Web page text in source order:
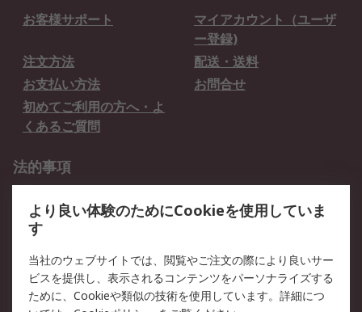
お客様サポート
マイアカウント（ユーザ
ー登録)
注文方法
配送・送料
お支払い方法
お問合せ
初めてご利用の方へ・よ
くあるご質問
法的事項
クッキーポリシー
RSについて
会社概要
採用情報
より良い体験のためにCookieを使用していま
す
当社のウェブサイトでは、閲覧やご注文の際により良いサー
ビスを提供し、表示されるコンテンツをパーソナライズする
ために、Cookieや類似の技術を使用しています。詳細につ